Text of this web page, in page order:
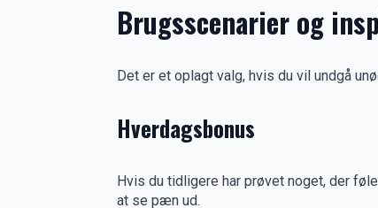
Brugsscenarier og
Det er et oplagt valg, hvis du vil undgå
Hverdagsbonus
Hvis du tidligere har prøvet noget, der
at se pæn ud.